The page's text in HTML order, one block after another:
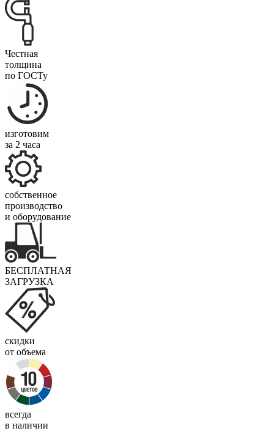
Честная
толщина
по ГОСТу
изготовим
за 2 часа
собственное
производство
и оборудование
БЕСПЛАТНАЯ
ЗАГРУЗКА
скидки
от объема
всегда
в наличии